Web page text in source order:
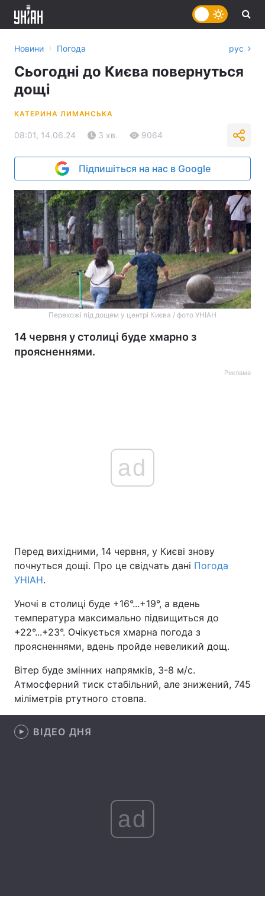
Головна
Україна Політика
Економіка Світ
Техно і зв'язок Лайт
Зброя Інциденти
Здоров'я
Новини › Погода рус
Сьогодні до Києва повернуться
дощі
КАТЕРИНА ЛИМАНСЬКА
08:01, 14.06.24 3 хв. 9064
Підпишіться на нас в Google
Перехожі під дощем у центрі Києва / фото УНІАН
14 червня у столиці буде хмарно з
проясненнями.
Реклама
ad
Перед вихідними, 14 червня, у Києві знову
почнуться дощі. Про це свідчать дані Погода
УНІАН.
Уночі в столиці буде +16°...+19°, а вдень
температура максимально підвищиться до
+22°...+23°. Очікується хмарна погода з
проясненнями, вдень пройде невеликий дощ.
Вітер буде змінних напрямків, 3-8 м/с.
Атмосферний тиск стабільний, але знижений, 745
міліметрів ртутного стовпа.
ВІДЕО ДНЯ
ad